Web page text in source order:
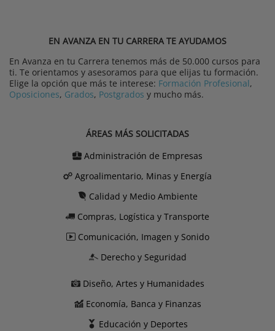
EN AVANZA EN TU CARRERA TE AYUDAMOS
En Avanza en tu Carrera tenemos más de 50.000 cursos para
ti. Te orientamos y asesoramos para que elijas tu formación.
Elige la opción que más te interese: Formación Profesional,
Oposiciones, Grados, Postgrados y mucho más.
ÁREAS MÁS SOLICITADAS
Administración de Empresas
Agroalimentario, Minas y Energía
Calidad y Medio Ambiente
Compras, Logística y Transporte
Comunicación, Imagen y Sonido
Derecho y Seguridad
Diseño, Artes y Humanidades
Economía, Banca y Finanzas
Educación y Deportes